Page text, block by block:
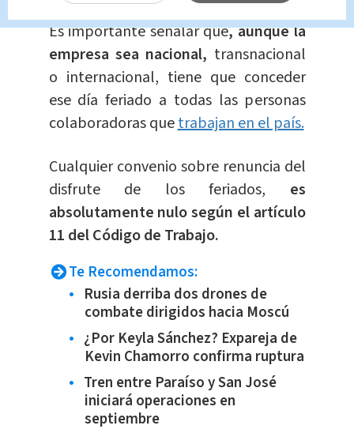
Es importante señalar que, aunque la
empresa sea nacional, transnacional
o internacional, tiene que conceder
ese día feriado a todas las personas
colaboradoras quetrabajan en el país.
Cualquier convenio sobre renuncia del
disfrute de los feriados, es
absolutamente nulo según el artículo
11 del Código de Trabajo.
Te Recomendamos:
Rusia derriba dos drones de
combate dirigidos hacia Moscú
¿Por Keyla Sánchez? Expareja de
Kevin Chamorro confirma ruptura
Tren entre Paraíso y San José
iniciará operaciones en
septiembre